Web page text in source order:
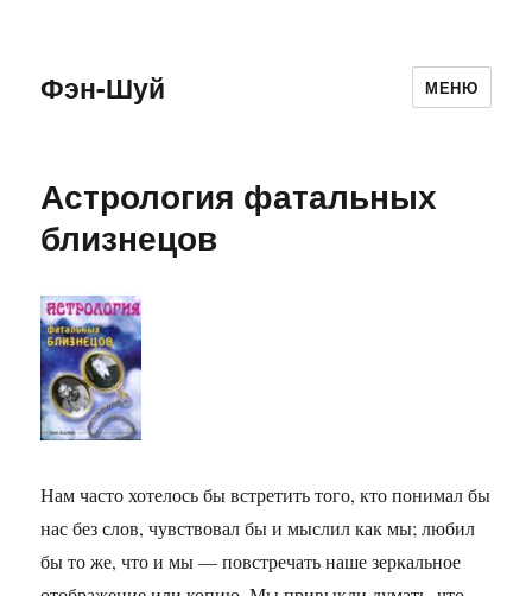
Фэн-Шуй МЕНЮ
Астрология фатальных
близнецов
Нам часто хотелось бы встретить того, кто понимал бы
нас без слов, чувствовал бы и мыслил как мы; любил
бы то же, что и мы — повстречать наше зеркальное